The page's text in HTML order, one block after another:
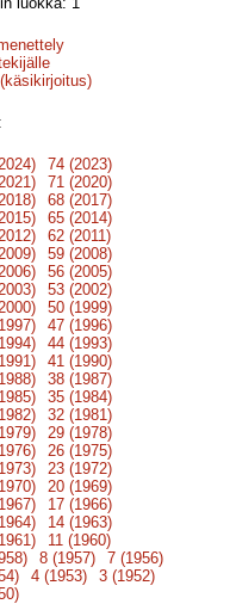
74 (2023)
71 (2020)
68 (2017)
65 (2014)
62 (2011)
59 (2008)
56 (2005)
53 (2002)
50 (1999)
47 (1996)
44 (1993)
41 (1990)
38 (1987)
35 (1984)
32 (1981)
29 (1978)
26 (1975)
23 (1972)
20 (1969)
17 (1966)
14 (1963)
11 (1960)
8 (1957)
7 (1956)
4 (1953)
3 (1952)